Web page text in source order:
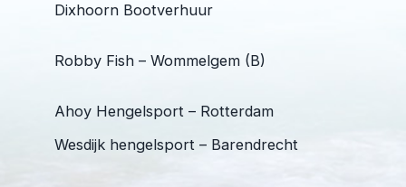
Dixhoorn Bootverhuur
Robby Fish – Wommelgem (B)
Ahoy Hengelsport – Rotterdam
Wesdijk hengelsport – Barendrecht